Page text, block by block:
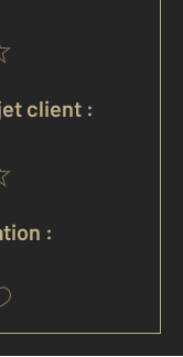
client :
: